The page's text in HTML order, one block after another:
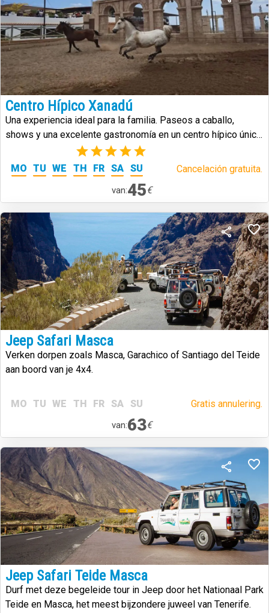
Centro Hípico Xanadú
Una experiencia ideal para la familia. Paseos a caballo,
shows y una excelente gastronomía en un centro hípico único
(1)
MO TU WE TH FR SA SU Cancelación gratuita.
van:45€
Jeep Safari Masca
Verken dorpen zoals Masca, Garachico of Santiago del Teide
aan boord van je 4x4.
MO TU WE TH FR SA SU Gratis annulering.
van:63€
Jeep Safari Teide Masca
Durf met deze begeleide tour in Jeep door het Nationaal Park
Teide en Masca, het meest bijzondere juweel van Tenerife.